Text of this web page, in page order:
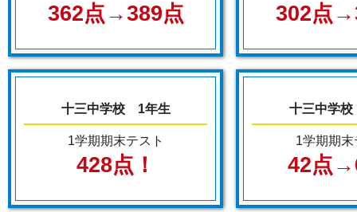
362点→389点
十三中学校 1年生
1学期期末テスト
428点！
302点
十三中学
1学期期末
42点